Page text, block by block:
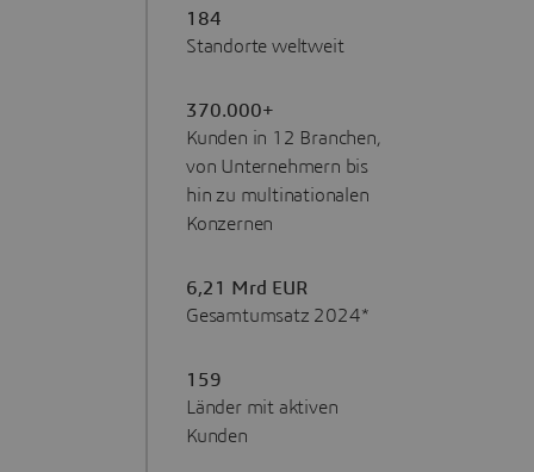
184
Standorte weltweit
370.000+
Kunden in 12 Branchen,
von Unternehmern bis
hin zu multinationalen
Konzernen
6,21 Mrd EUR
Gesamtumsatz 2024*
159
Länder mit aktiven
Kunden